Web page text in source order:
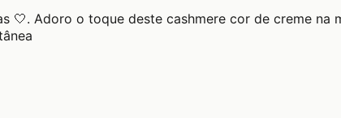
Adoro o toque deste cashmere cor de creme na